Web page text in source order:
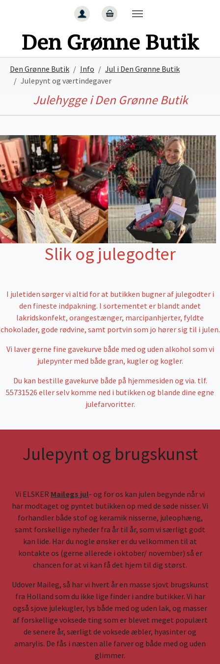
Den Grønne Butik
Den Grønne Butik Info
Jul i Den Grønne Butik
Julepynt og værtindegaver
Julehygge i Den Grønne Butik
Slik og julegodter
I juletiden sørger vi altid for at butikken bugner af julegodter i
den fineste indpakning. I sortementet er blandt andet
lakridskonfekt, orangestænger, marcipanhjerter, fyldte
chokolader, gode rødvine, samt portvin som jo hører sig til i julen.
Vi laver gerne fine gavekurve både med og uden alkohol som vi
julepynter med både gran, kugler og kogler.
Du kan bestille gavekurve både på hjemmesiden og via. tlf.
55731526 eller selv komme ned i butikken og blande dine egne
julefarvoritter.
Julepynt og brugskunst
Vi ELSKER Mailegs jul- og for os kan julen begynde når vi
har modtaget og pyntet butikken op med de søde nisser. Vi
forhandler både stof og keramik nisserne, juleophæng,
samt forskellige nyheder fra år til år, som vi særligt godt
kan lide. Har du nogle ønsker er du velkommen til at
kontakte os (gerne allerede i oktober/ november) så er
chancen for at vi kan få det hjem til dig størst.
Udover Maileg, så har vi hvert år en masse sjovt brugskunst
fra Holland som du ikke lige finder i andre butikker. Vi har
også sjove julekugler, lys både med og uden lak, og masser
af forskellige voksede ting som er blevet meget populært
de senere år, særligt de voksede æbler, hyasinter og
amarylis. De fås i næsten alle farver og både med og uden
glimmer.